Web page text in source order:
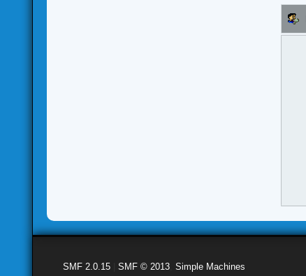
SMF 2.0.15 |SMF © 2013 ,Simple Machines